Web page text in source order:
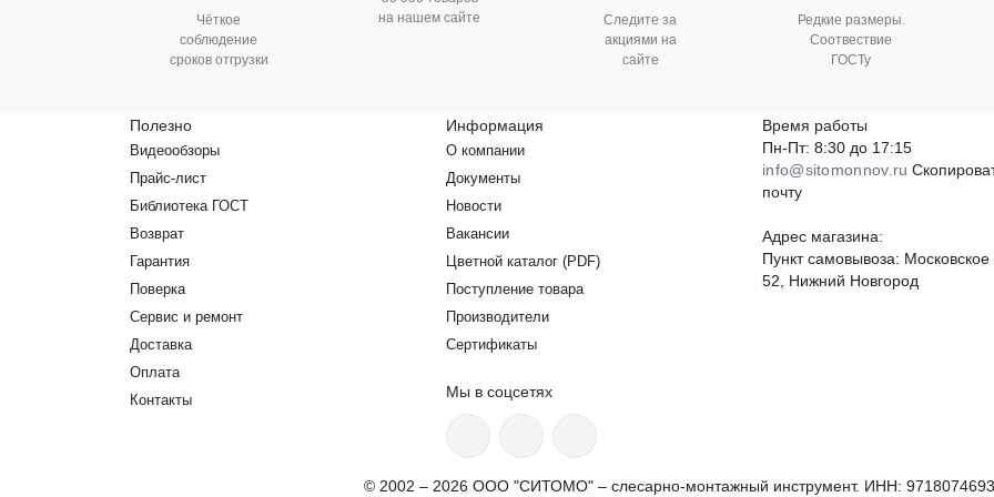
Чёткое
соблюдение
сроков отгрузки
на нашем сайте
Следите за
акциями на
сайте
Редкие размеры.
Соотвествие
ГОСТу
Полезно
Видеообзоры
Прайс-лист
Библиотека ГОСТ
Возврат
Гарантия
Поверка
Сервис и ремонт
Доставка
Оплата
Контакты
Информация
О компании
Документы
Новости
Вакансии
Цветной каталог (PDF)
Поступление товара
Производители
Сертификаты
Мы в соцсетях
Время работы
Пн-Пт: 8:30 до 17:15
info@sitomonnov.ru
почту
Адрес магазина:
Пункт самовывоза:
52, Нижний Новгород
© 2002 – 2026 ООО "СИТОМО" – слесарно-монтажный инструмент. ИНН: